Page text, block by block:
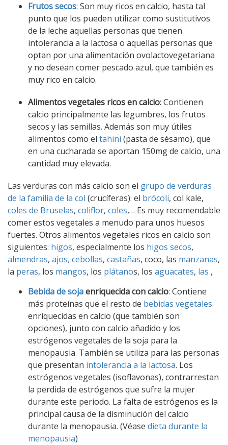
Frutos secos: Son muy ricos en calcio, hasta tal
punto que los pueden utilizar como sustitutivos
de la leche aquellas personas que tienen
intolerancia a la lactosa o aquellas personas que
optan por una alimentación ovolactovegetariana
y no desean comer pescado azul, que también es
muy rico en calcio.
Alimentos vegetales ricos en calcio: Contienen
calcio principalmente las legumbres, los frutos
secos y las semillas. Además son muy útiles
alimentos como el tahini (pasta de sésamo), que
en una cucharada se aportan 150mg de calcio, una
cantidad muy elevada.
Las verduras con más calcio son el grupo de verduras
de la familia de la col (crucíferas): el brócoli, col kale,
coles de Bruselas, coliflor, coles,… Es muy recomendable
comer estos vegetales a menudo para unos huesos
fuertes. Otros alimentos vegetales ricos en calcio son
siguientes: higos, especialmente los higos secos,
almendras, ajos, cebollas, castañas, coco, las manzanas,
la peras, los mangos, los plátanos, los aguacates, las ,
Bebida de sojaenriquecida con calcio: Contiene
más proteínas que el resto de bebidas vegetales
enriquecidas en calcio (que también son
opciones), junto con calcio añadido y los
estrógenos vegetales de la soja para la
menopausia. También se utiliza para las personas
que presentan intolerancia a la lactosa. Los
estrógenos vegetales (isoflavonas), contrarrestan
la perdida de estrógenos que sufre la mujer
durante este periodo. La falta de estrógenos es la
principal causa de la disminución del calcio
durante la menopausia. (Véase dieta durante la
menopausia)